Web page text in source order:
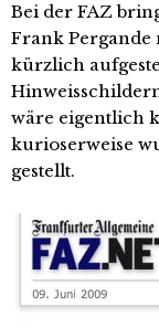
Bei der FAZ
Frank
kürzlich
wäre eigentlich
kurioserweise
gestellt.